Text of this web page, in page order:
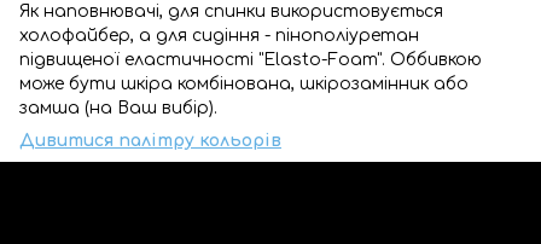
Як наповнювачі, для спинки використовується
холофайбер, а для сидіння - пінополіуретан
підвищеної еластичності "Elasto-Foam". Оббивкою
може бути шкіра комбінована, шкірозамінник або
замша (на Ваш вибір).
Дивитися палітру кольорів